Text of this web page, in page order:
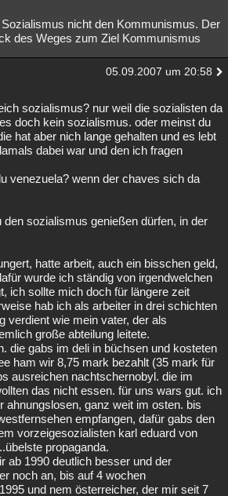
nicht den Kommunismus. Der
des Weges zum Ziel Kommunismus
05.09.2007 um 20:58
sozialismus? nur weil die sozialisten da
doch kein sozialismus. oder meinst du
hat aber nich lange gehalten und es lebt
dabei war und den ich fragen
venezuela? wenn der chaves sich da
sozialismus genießen dürfen, in der
hatte arbeit, auch ein bisschen geld,
wurde ich ständig von irgendwelchen
ich sollte mich doch für längere zeit
hab ich als arbeiter in drei schichten
verdient wie mein vater, der als
große abteilung leitete.
die gabs im deli in büchsen und kosteten
ham wir 8,75 mark bezahlt (35 mark für
ausreichen nachtschernobyl. die im
das nicht essen. für uns wars gut. ich
ahnungslosen, ganz weit im osten. bis
empfangen, dafür gabs den
vorzeigesozialisten karl eduard von
propaganda.
ab 1990 deutlich besser und der
noch an, bis auf 4 wochen
und nem österreicher, der mir seit 7